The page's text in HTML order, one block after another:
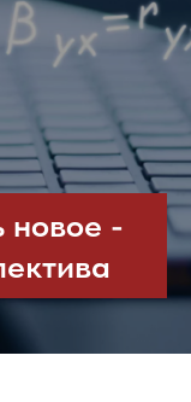
новое -